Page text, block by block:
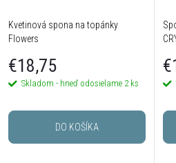
Kvetinová spona na topánky
Flowers
€18,75
Skladom - hneď odosielame 2 ks
DO KOŠÍKA